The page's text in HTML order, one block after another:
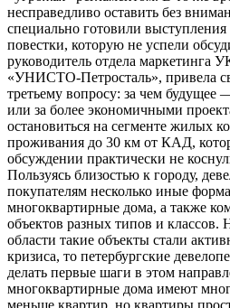
несправедливо оставить без
специально готовили
повестки, которую не успели
руководитель отдела маркетинга
«УНИСТО-Петросталь», привела
третьему вопросу: за чем
или за более экономичными
остановиться на сегменте жилых
проживания до 30 км от КАД,
обсуждении практически не
Пользуясь близостью к городу,
покупателям несколько иные
многоквартирные дома, а также
объектов разных типов и классов.
области такие объекты стали
кризиса, то петербургские
делать первые шаги в этом
многоквартирные дома имеют
меньше квартир, но квартиры